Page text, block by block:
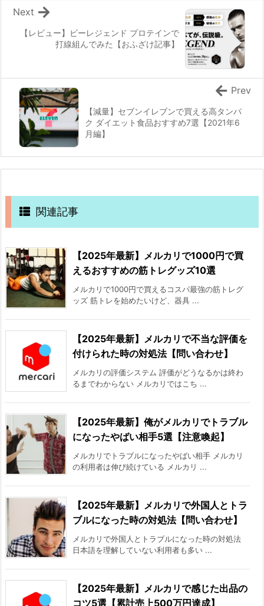
【レビュー】ビーレジェンド プロテインで
打線組んでみた【おふざけ記事】
Next
【減量】セブンイレブンで買える高タンパ
ク ダイエット食品おすすめ7選【2021年6
月編】
Prev
関連記事
【2025年最新】メルカリで1000円で買
えるおすすめの筋トレグッズ10選
メルカリで1000円で買えるコスパ最強の筋トレグ
ッズ 筋トレを始めたいけど、器具 ...
【2025年最新】メルカリで不当な評価を
付けられた時の対処法【問い合わせ】
メルカリの評価システム 評価がどうなるかは終わ
るまでわからない メルカリではこち ...
【2025年最新】俺がメルカリでトラブル
になったやばい相手5選【注意喚起】
メルカリでトラブルになったやばい相手 メルカリ
の利用者は伸び続けている メルカリ ...
【2025年最新】メルカリで外国人とトラ
ブルになった時の対処法【問い合わせ】
メルカリで外国人とトラブルになった時の対処法
日本語を理解していない利用者も多い ...
【2025年最新】メルカリで感じた出品の
コツ5選【累計売上500万円達成】